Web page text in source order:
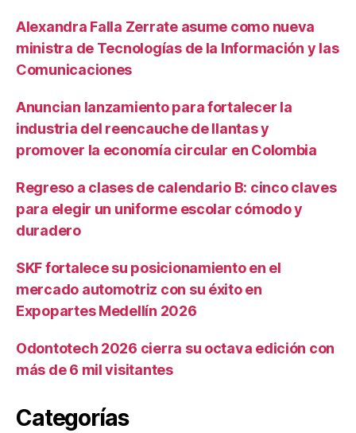
Alexandra Falla Zerrate asume como nueva
ministra de Tecnologías de la Información y las
Comunicaciones
Anuncian lanzamiento para fortalecer la
industria del reencauche de llantas y
promover la economía circular en Colombia
Regreso a clases de calendario B: cinco claves
para elegir un uniforme escolar cómodo y
duradero
SKF fortalece su posicionamiento en el
mercado automotriz con su éxito en
Expopartes Medellín 2026
Odontotech 2026 cierra su octava edición con
más de 6 mil visitantes
Categorías